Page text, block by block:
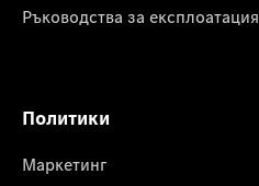
Ръководства за експлоатация
Политики
Маркетинг